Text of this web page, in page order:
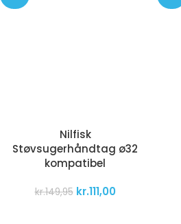
Nilfisk
Støvsugerhåndtag ø32
kompatibel
kr.149,95 kr.111,00